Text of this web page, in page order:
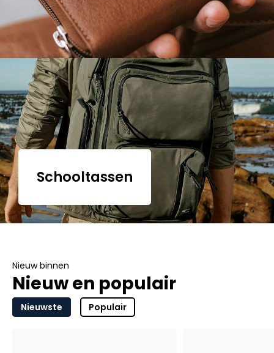
Schooltassen
Nieuw binnen
Nieuw en populair
Nieuwste Populair